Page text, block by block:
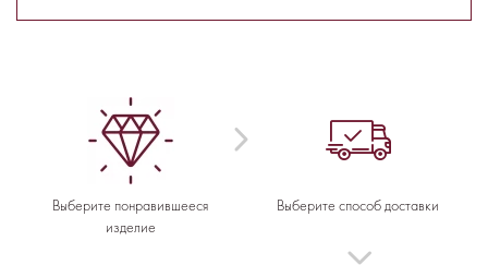
Выберите понравившееся
изделие
Выберите способ доставки